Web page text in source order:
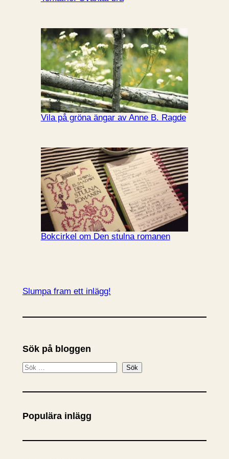
Vila på gröna ängar av Anne B. Ragde
Bokcirkel om Den stulna romanen
Slumpa fram ett inlägg!
Sök på bloggen
S
k
Sök
Populära inlägg